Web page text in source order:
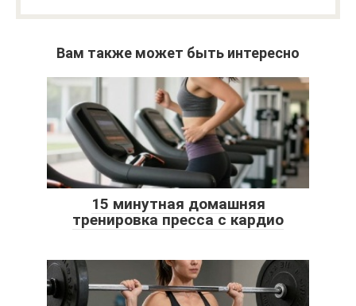
Вам также может быть интересно
15 минутная домашняя
тренировка пресса с кардио